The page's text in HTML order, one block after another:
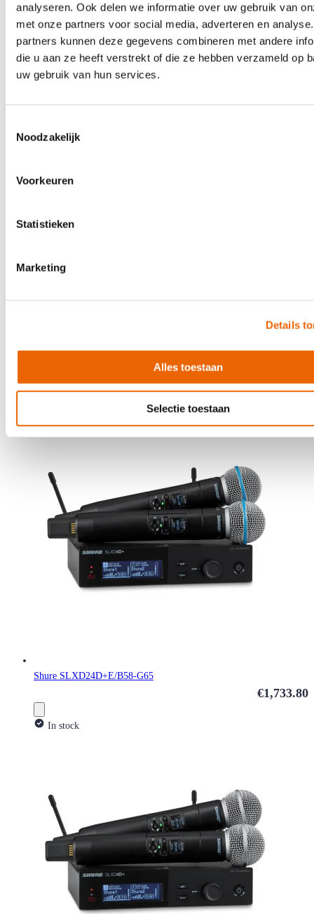
analyseren. Ook delen we informatie over uw gebruik van
met onze partners voor social media, adverteren en
partners kunnen deze gegevens combineren met andere
die u aan ze heeft verstrekt of die ze hebben verzameld op
uw gebruik van hun services.
Noodzakelijk
Voorkeuren
Statistieken
Marketing
Details
Alles toestaan
Selectie toestaan
Shure BLX24R - BETA58 (K14, 614-638 MHz)
€549.00
In stock
Shure SLXD24D+E/N8C-G65
Shure SLXD24D+E/B58-G65
€1,733.80
In stock